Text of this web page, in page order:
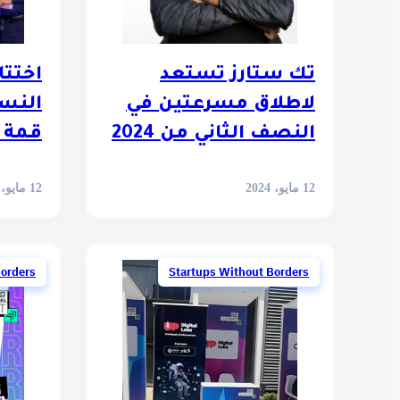
تك ستارز تستعد
لاطلاق مسرعتين في
النصف الثاني من 2024
12 مايو، 2024
قمة
12 مايو، 2024
Startups Without Borders